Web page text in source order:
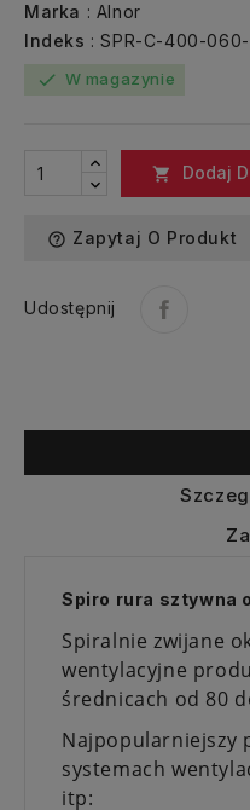
Marka : Alnor
Indeks : SPR-C-400-
check W magazynie
 Dodaj
help_outline Zapytaj O Produkt
Udostępnij
Spiro rura sztywna
Spiralnie zwijane
wentylacyjne
średnicach od 80
Najpopularniejszy
systemach
itp: